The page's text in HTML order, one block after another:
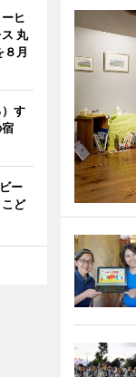
ヒ
丸
８月
す
ー
ど